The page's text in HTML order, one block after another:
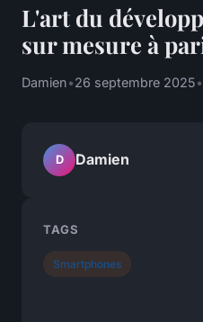
L'art du
sur mesure à
Damien•26 septembre 2025•
D Damien
TAGS
Smartphones